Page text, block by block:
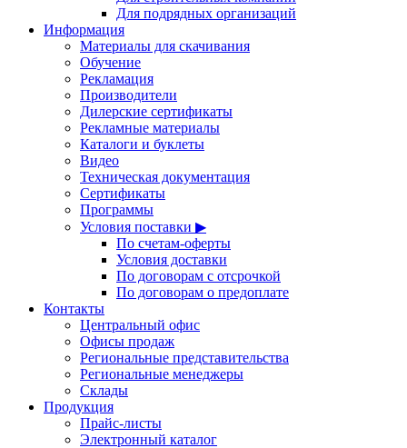
Для подрядных организаций
Информация
Материалы для скачивания
Обучение
Рекламация
Производители
Дилерские сертификаты
Рекламные материалы
Каталоги и буклеты
Видео
Техническая документация
Сертификаты
Программы
Условия поставки ▶
По счетам-оферты
Условия доставки
По договорам с отсрочкой
По договорам о предоплате
Контакты
Центральный офис
Офисы продаж
Региональные представительства
Региональные менеджеры
Склады
Продукция
Прайс-листы
Электронный каталог